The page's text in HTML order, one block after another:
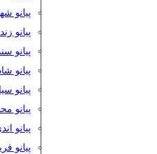
پیانو
پیانو
پیانو
پیانو
پیانو
پیانو
پیانو
پیانو